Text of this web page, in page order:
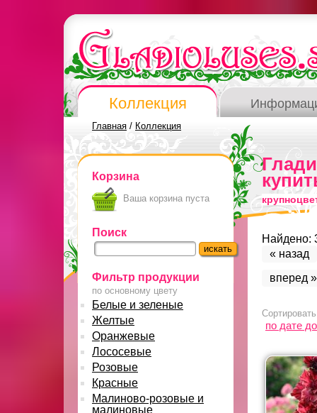
Коллекция
Главная / Коллекция
Корзина
Ваша корзина пуста
Поиск
Фильтр продукции
по основному цвету
Белые и зеленые
Желтые
Оранжевые
Лососевые
Розовые
Красные
Малиново-розовые и
малиновые
Найдено:
« назад
вперед »
по дате